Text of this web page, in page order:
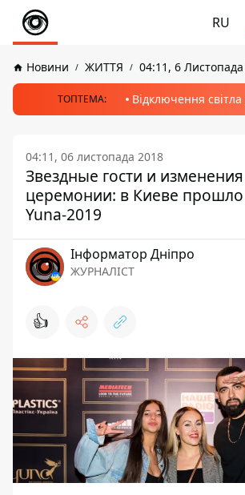
RU
Новини ЖИТТЯ 04:11, 6
ТОПТЕМА: Відключення світла
04:11, 06 листопада 2018
Звездные гости и
церемонии: в Киеве
Yuna-2019
Інформатор Дніпро
ЖУРНАЛІСТ
👍